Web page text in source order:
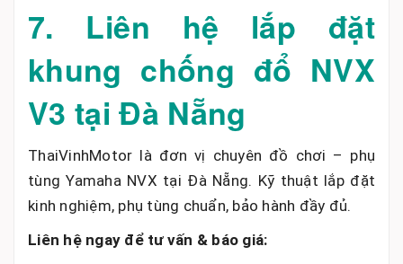
7. Liên hệ lắp đặt
khung chống đổ NVX
V3 tại Đà Nẵng
ThaiVinhMotor là đơn vị chuyên đồ chơi – phụ
tùng Yamaha NVX tại Đà Nẵng. Kỹ thuật lắp đặt
kinh nghiệm, phụ tùng chuẩn, bảo hành đầy đủ.
Liên hệ ngay để tư vấn & báo giá: